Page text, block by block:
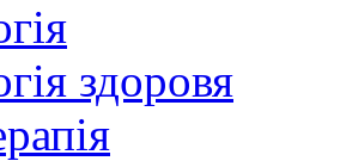
здоровя